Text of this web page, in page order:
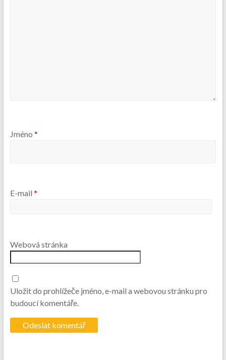
Jméno *
E-mail *
Webová stránka
Uložit do prohlížeče jméno, e-mail a webovou stránku pro
budoucí komentáře.